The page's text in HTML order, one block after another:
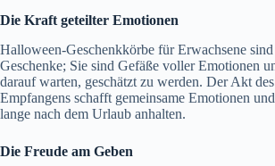
Die Kraft geteilter Emotionen
Halloween-Geschenkkörbe für Erwachsene
Geschenke; Sie sind Gefäße voller Emotionen
darauf warten, geschätzt zu werden. Der Akt
Empfangens schafft gemeinsame Emotionen
lange nach dem Urlaub anhalten.
Die Freude am Geben